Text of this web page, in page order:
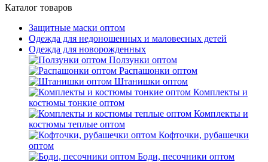
Каталог товаров
Защитные маски оптом
Одежда для недоношенных и маловесных детей
Одежда для новорожденных
Ползунки оптом
Распашонки оптом
Штанишки оптом
Комплекты и
костюмы тонкие оптом
Комплекты и
костюмы теплые оптом
Кофточки, рубашечки
оптом
Боди, песочники оптом